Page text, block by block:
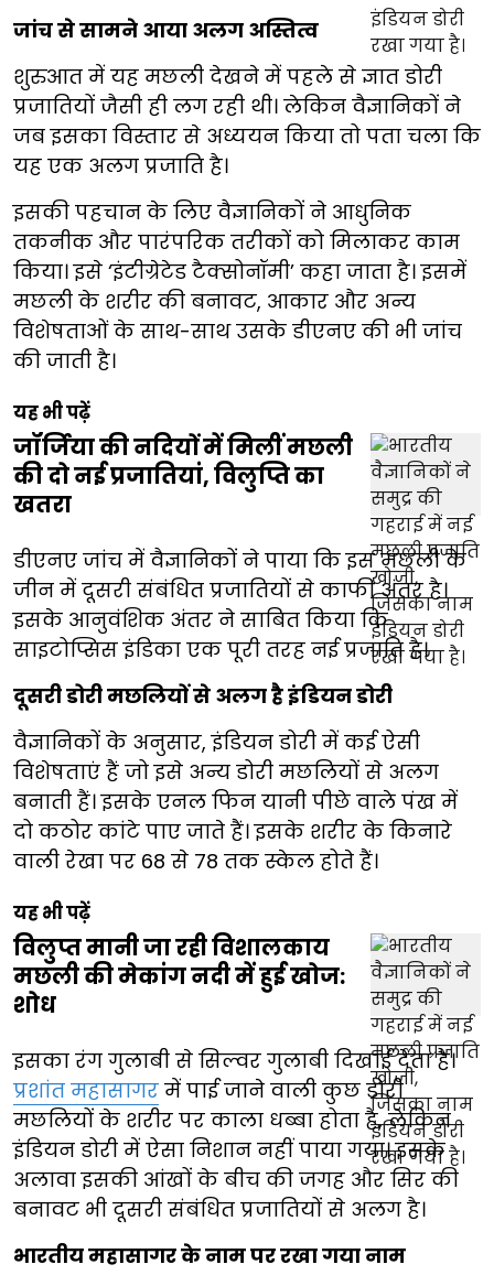
जांच से सामने आया अलग अस्तित्व
शुरुआत में यह मछली देखने में पहले से ज्ञात डोरी
प्रजातियों जैसी ही लग रही थी। लेकिन वैज्ञानिकों ने
जब इसका विस्तार से अध्ययन किया तो पता चला कि
यह एक अलग प्रजाति है।
इसकी पहचान के लिए वैज्ञानिकों ने आधुनिक
तकनीक और पारंपरिक तरीकों को मिलाकर काम
किया। इसे ‘इंटीग्रेटेड टैक्सोनॉमी’ कहा जाता है। इसमें
मछली के शरीर की बनावट, आकार और अन्य
विशेषताओं के साथ-साथ उसके डीएनए की भी जांच
की जाती है।
यह भी पढ़ें
जॉर्जिया की नदियों में मिलीं मछली
की दो नई प्रजातियां, विलुप्ति का
खतरा
डीएनए जांच में वैज्ञानिकों ने पाया कि इस मछली के
जीन में दूसरी संबंधित प्रजातियों से काफी अंतर है।
इसके आनुवंशिक अंतर ने साबित किया कि
साइटोप्सिस इंडिका एक पूरी तरह नई प्रजाति है।
दूसरी डोरी मछलियों से अलग है इंडियन डोरी
वैज्ञानिकों के अनुसार, इंडियन डोरी में कई ऐसी
विशेषताएं हैं जो इसे अन्य डोरी मछलियों से अलग
बनाती हैं। इसके एनल फिन यानी पीछे वाले पंख में
दो कठोर कांटे पाए जाते हैं। इसके शरीर के किनारे
वाली रेखा पर 68 से 78 तक स्केल होते हैं।
यह भी पढ़ें
विलुप्त मानी जा रही विशालकाय
मछली की मेकांग नदी में हुई खोज:
शोध
इसका रंग गुलाबी से सिल्वर गुलाबी दिखाई देता है।
प्रशांत महासागर में पाई जाने वाली कुछ डोरी
मछलियों के शरीर पर काला धब्बा होता है, लेकिन
इंडियन डोरी में ऐसा निशान नहीं पाया गया। इसके
अलावा इसकी आंखों के बीच की जगह और सिर की
बनावट भी दूसरी संबंधित प्रजातियों से अलग है।
भारतीय महासागर के नाम पर रखा गया नाम